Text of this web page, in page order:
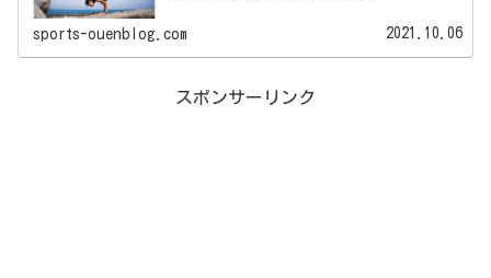
sports-ouenblog.com 2021.10.06
スポンサーリンク